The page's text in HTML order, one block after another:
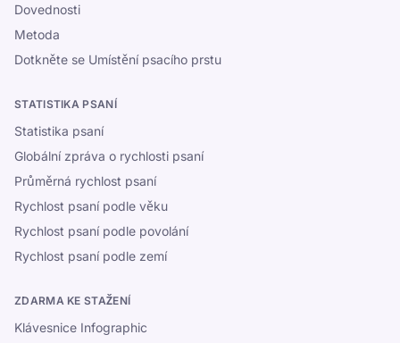
Dovednosti
Metoda
Dotkněte se Umístění psacího prstu
STATISTIKA PSANÍ
Statistika psaní
Globální zpráva o rychlosti psaní
Průměrná rychlost psaní
Rychlost psaní podle věku
Rychlost psaní podle povolání
Rychlost psaní podle zemí
ZDARMA KE STAŽENÍ
Klávesnice Infographic